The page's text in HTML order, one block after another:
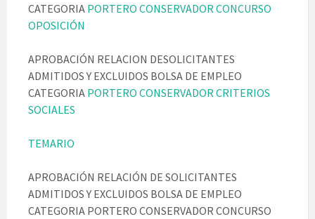
CATEGORIA PORTERO CONSERVADOR CONCURSO
OPOSICIÓN
APROBACIÓN RELACION DESOLICITANTES
ADMITIDOS Y EXCLUIDOS BOLSA DE EMPLEO
CATEGORIA PORTERO CONSERVADOR CRITERIOS
SOCIALES
TEMARIO
APROBACIÓN RELACIÓN DE SOLICITANTES
ADMITIDOS Y EXCLUIDOS BOLSA DE EMPLEO
CATEGORIA PORTERO CONSERVADOR CONCURSO